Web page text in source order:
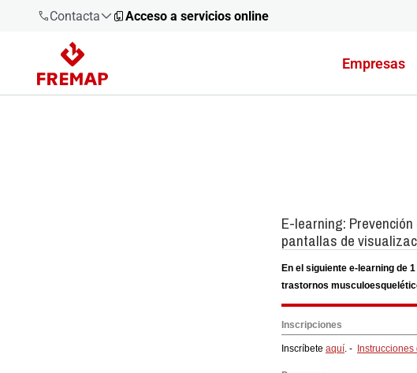
Contacta
900 61 00
61
Acceso a servicios online
Empresas